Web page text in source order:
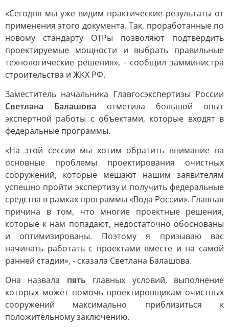
«Сегодня мы уже видим практические результаты от
применения этого документа. Так, проработанные по
новому стандарту ОТРы позволяют подтвердить
проектируемые мощности и выбрать правильные
технологические решения», - сообщил замминистра
строительства и ЖКХ РФ.
Заместитель начальника Главгосэкспертизы России
Светлана Балашова отметила большой опыт
экспертной работы с объектами, которые входят в
федеральные программы.
«На этой сессии мы хотим обратить внимание на
основные проблемы проектирования очистных
сооружений, которые мешают нашим заявителям
успешно пройти экспертизу и получить федеральные
средства в рамках программы «Вода России». Главная
причина в том, что многие проектные решения,
которые к нам попадают, недостаточно обоснованы
и оптимизированы. Поэтому я призываю вас
начинать работать с проектами вместе и на самой
ранней стадии», - сказала Светлана Балашова.
Она назвала пять главных условий, выполнение
которых может помочь проектировщикам очистных
сооружений максимально приблизиться к
положительному заключению.